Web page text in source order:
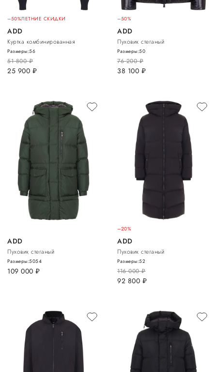
–50%ЛЕТНИЕ СКИДКИ
ADD
Куртка комбинированная
51 800руб.
25 900 руб.
Размеры:56
–50%
ADD
Пуховик стеганый
76 200руб.
38 100 руб.
Размеры:50
ADD
Пуховик стеганый
109 000 руб.
Размеры:5054
–20%
ADD
Пуховик стеганый
116 000руб.
92 800 руб.
Размеры:52